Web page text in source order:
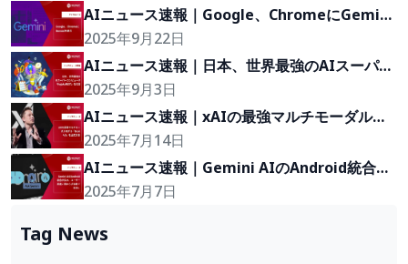
AIニュース速報｜Google、ChromeにGemini
を統合
2025年9月22日
AIニュース速報｜日本、世界最強のAIスーパー
コンピュータ「FugakuNEXT」を発表
2025年9月3日
AIニュース速報｜xAIの最強マルチモーダルモ
デル「Grok 4.0」を正式発表
2025年7月14日
AIニュース速報｜Gemini AIのAndroid統合が
拡大、ユーザー設定に関わらず自動で有効に
2025年7月7日
Tag News